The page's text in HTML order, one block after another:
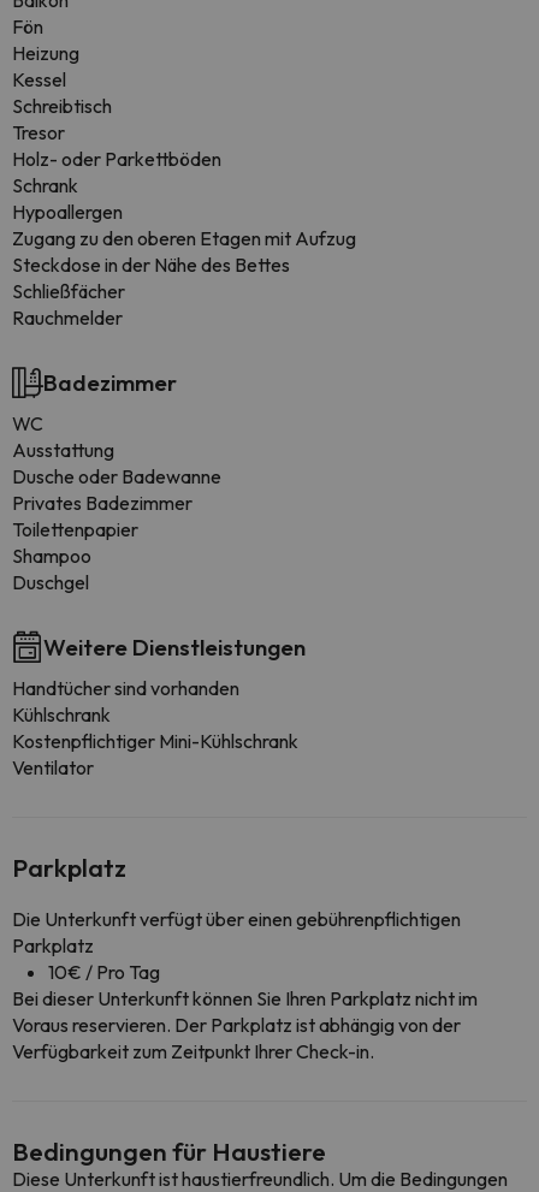
Fön
Heizung
Kessel
Schreibtisch
Tresor
Holz- oder Parkettböden
Schrank
Hypoallergen
Zugang zu den oberen Etagen mit Aufzug
Steckdose in der Nähe des Bettes
Schließfächer
Rauchmelder
Badezimmer
WC
Ausstattung
Dusche oder Badewanne
Privates Badezimmer
Toilettenpapier
Shampoo
Duschgel
Weitere Dienstleistungen
Handtücher sind vorhanden
Kühlschrank
Kostenpflichtiger Mini-Kühlschrank
Ventilator
Parkplatz
Die Unterkunft verfügt über einen gebührenpflichtigen
Parkplatz
10€ / Pro Tag
Bei dieser Unterkunft können Sie Ihren Parkplatz nicht im
Voraus reservieren. Der Parkplatz ist abhängig von der
Verfügbarkeit zum Zeitpunkt Ihrer Check-in.
Bedingungen für Haustiere
Diese Unterkunft ist haustierfreundlich. Um die Bedingungen